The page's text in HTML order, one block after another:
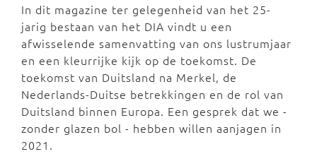
In dit magazine ter gelegenheid van het 25-
jarig bestaan van het DIA vindt u een
afwisselende samenvatting van ons lustrumjaar
en een kleurrijke kijk op de toekomst. De
toekomst van Duitsland na Merkel, de
Nederlands-Duitse betrekkingen en de rol van
Duitsland binnen Europa. Een gesprek dat we -
zonder glazen bol - hebben willen aanjagen in
2021.